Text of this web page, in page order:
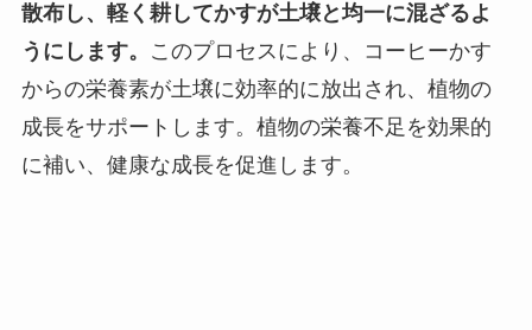
散布し、軽く耕してかすが土壌と均一に混ざるよ
うにします。
このプロセスにより、コーヒーかす
からの栄養素が土壌に効率的に放出され、植物の
成長をサポートします。植物の栄養不足を効果的
に補い、健康な成長を促進します。